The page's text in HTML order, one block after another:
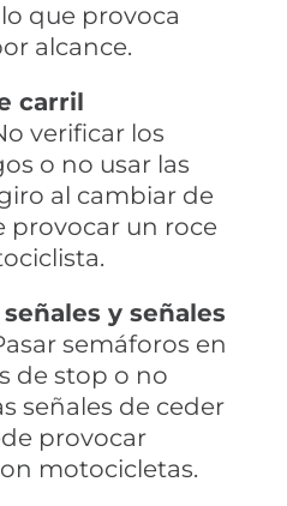
que provoca
alcance.
carril
verificar los
o no usar las
al cambiar de
provocar un roce
y señales
semáforos en
de stop o no
señales de ceder
provocar
motocicletas.